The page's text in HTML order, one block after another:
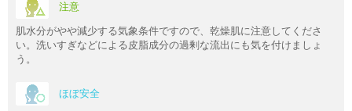
注意
肌水分がやや減少する気象条件ですので、乾燥肌に注意してくださ
い。洗いすぎなどによる皮脂成分の過剰な流出にも気を付けましょ
う。
ほぼ安全